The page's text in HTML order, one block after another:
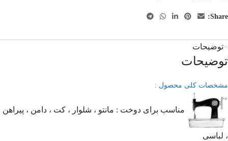
Share:
توضیحات
توضیحات
مشخصات کلی محصول :
مناسب برای دوخت : مانتو ، شلوار ، کت ، دامن ، پیراهن
، لباسی